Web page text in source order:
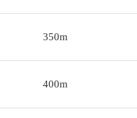
350m
400m